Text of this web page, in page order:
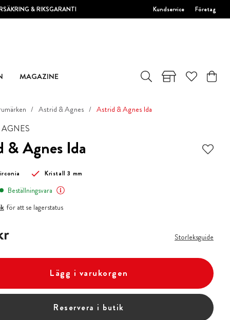
& RIKSGARANTI Kundservice Företag
MAGAZINE
Astrid & Agnes Astrid & Agnes Ida
& Agnes Ida
Kristall 3 mm
Beställningsvara
för att se lagerstatus
Storleksguide
Lägg i varukorgen
Reservera i butik